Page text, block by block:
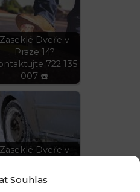
Souhlas
Zaseklé Dveře v
Praze 14?
722 135
007 ☎️
Zaseklé Dveře v
722 135 007 ☎️